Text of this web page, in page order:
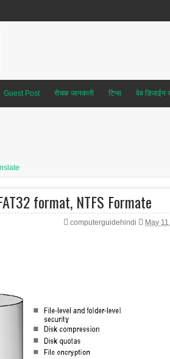
Guest Post रोचक जानकारी टिप्स वेब डिजाईन
format, NTFS Formate
computerguidehindi May